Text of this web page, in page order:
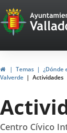
Portal
Web
del
de
InicioTemas ¿Dónde
Valverde
Actividades
Centro Cívico